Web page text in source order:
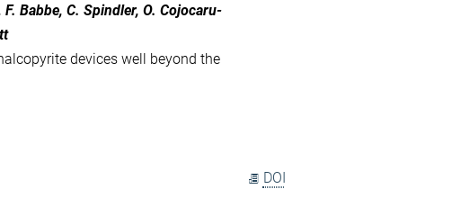
Babbe, C. Spindler, O. Cojocaru-
devices well beyond the
DOI